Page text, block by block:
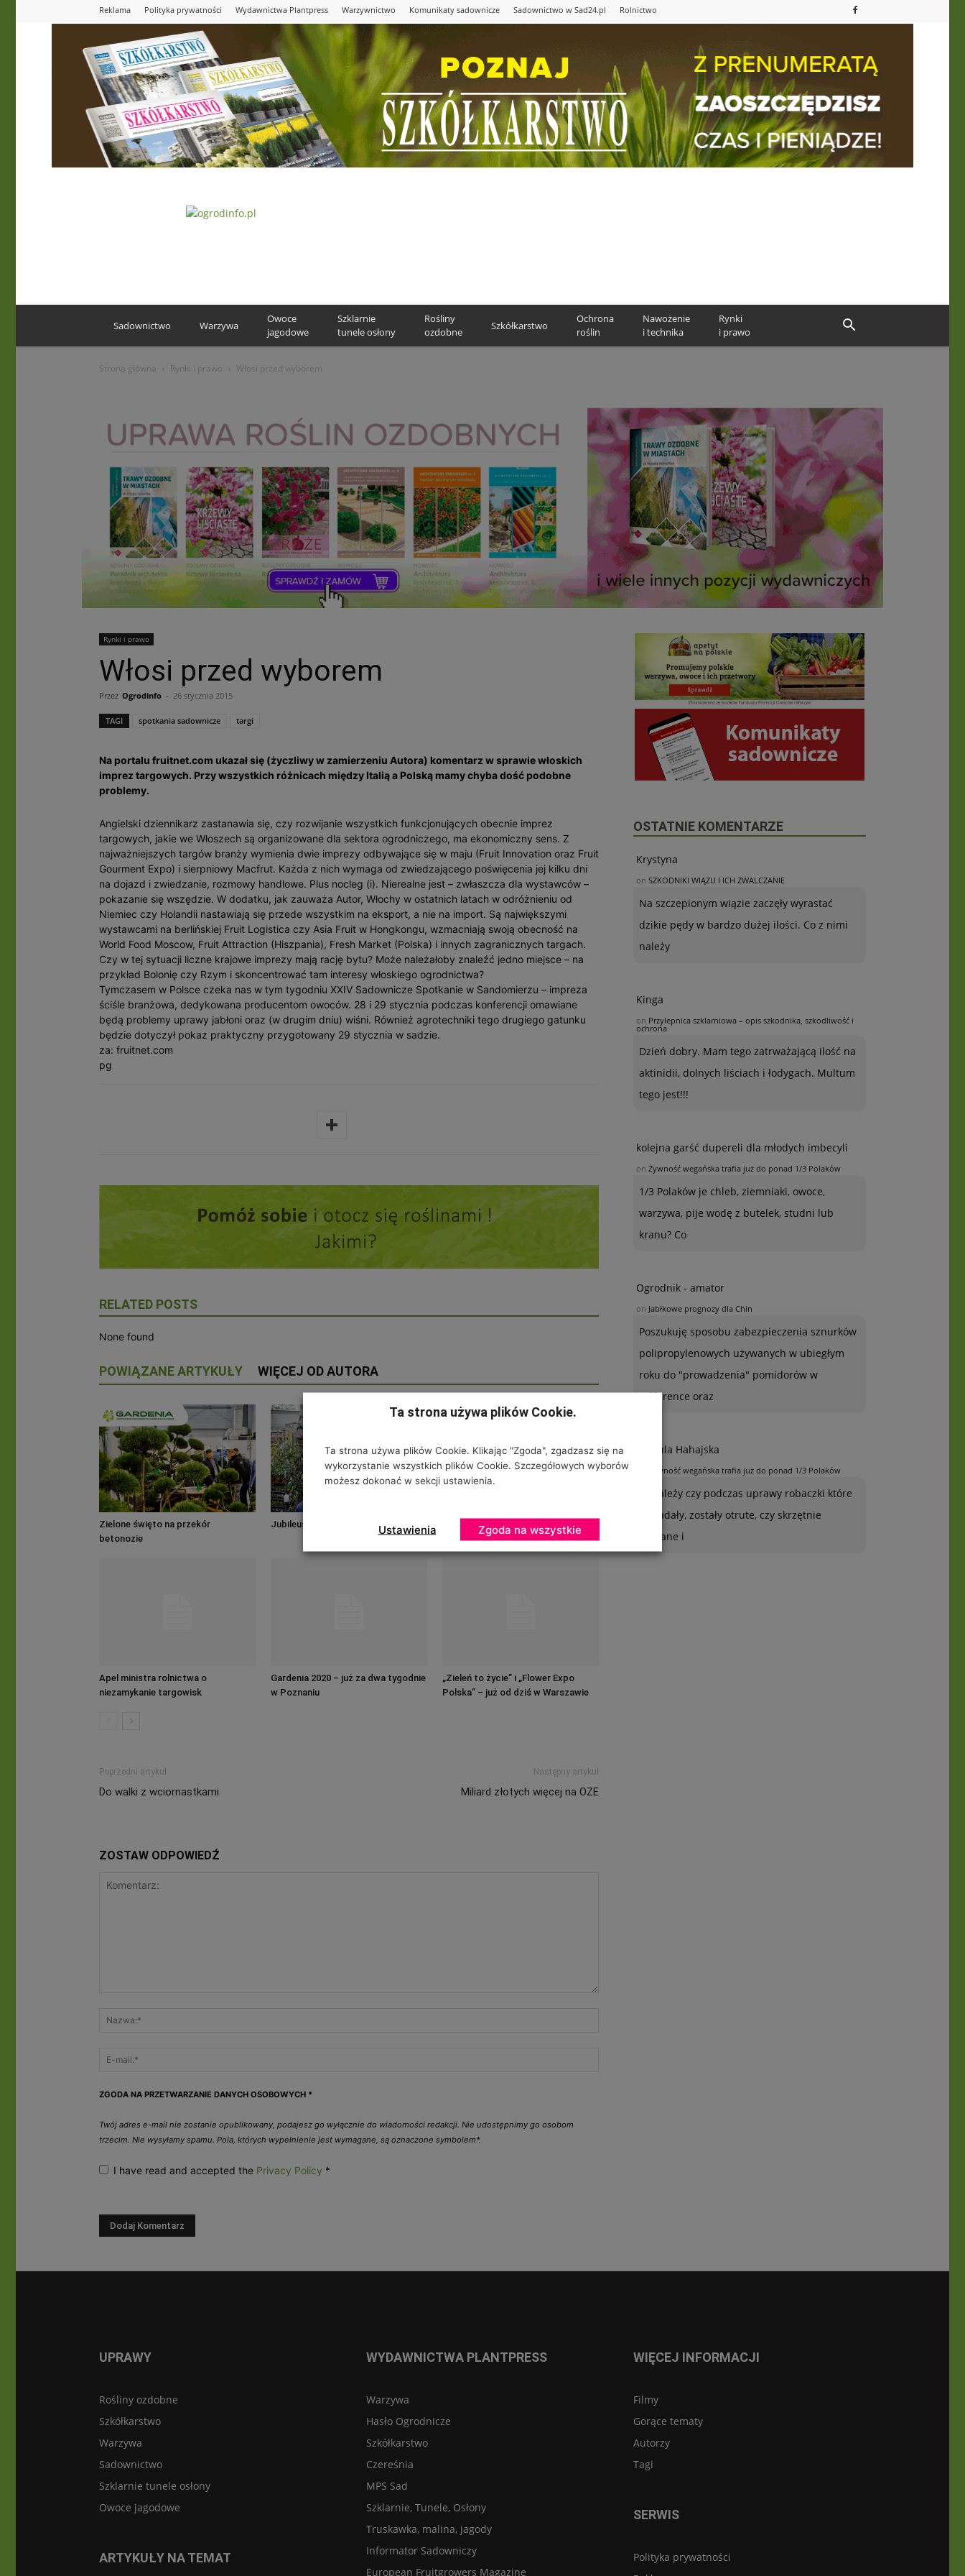
Reklama Polityka prywatności Wydawnictwa Plantpress Warzywnictwo Komunikaty sadownicze Sadownictwo w Sad24.pl Rolnictwo
Sadownictwo Warzywa
Owoce
jagodowe
Szklarnie
tunele osłony
Rośliny
ozdobne
Szkółkarstwo
Ochrona
roślin
Nawożenie
i technika
Rynki
i prawo
Strona główna Rynki i prawo Włosi przed wyborem
Rynki i prawo
Włosi przed wyborem
Przez Ogrodinfo - 26 stycznia 2015
TAGI spotkania sadownicze targi
Na portalu fruitnet.com ukazał się (życzliwy w zamierzeniu Autora) komentarz w sprawie włoskich
imprez targowych. Przy wszystkich różnicach między Italią a Polską mamy chyba dość podobne
problemy.
Angielski dziennikarz zastanawia się, czy rozwijanie wszystkich funkcjonujących obecnie imprez
targowych, jakie we Włoszech są organizowane dla sektora ogrodniczego, ma ekonomiczny sens. Z
najważniejszych targów branży wymienia dwie imprezy odbywające się w maju (Fruit Innovation oraz Fruit
Gourment Expo) i sierpniowy Macfrut. Każda z nich wymaga od zwiedzającego poświęcenia jej kilku dni
na dojazd i zwiedzanie, rozmowy handlowe. Plus nocleg (i). Nierealne jest – zwłaszcza dla wystawców –
pokazanie się wszędzie. W dodatku, jak zauważa Autor, Włochy w ostatnich latach w odróżnieniu od
Niemiec czy Holandii nastawiają się przede wszystkim na eksport, a nie na import. Są największymi
wystawcami na berlińskiej Fruit Logistica czy Asia Fruit w Hongkongu, wzmacniają swoją obecność na
World Food Moscow, Fruit Attraction (Hiszpania), Fresh Market (Polska) i innych zagranicznych targach.
Czy w tej sytuacji liczne krajowe imprezy mają rację bytu? Może należałoby znaleźć jedno miejsce – na
przykład Bolonię czy Rzym i skoncentrować tam interesy włoskiego ogrodnictwa?
Tymczasem w Polsce czeka nas w tym tygodniu XXIV Sadownicze Spotkanie w Sandomierzu – impreza
ściśle branżowa, dedykowana producentom owoców. 28 i 29 stycznia podczas konferencji omawiane
będą problemy uprawy jabłoni oraz (w drugim dniu) wiśni. Również agrotechniki tego drugiego gatunku
będzie dotyczył pokaz praktyczny przygotowany 29 stycznia w sadzie.
za: fruitnet.com
pg
RELATED POSTS
None found
POWIĄZANE ARTYKUŁY WIĘCEJ OD AUTORA
Zielone święto na przekór
betonozie
Jubileusz w nietypowym terminie Nowy termin GARDENII 2021
Apel ministra rolnictwa o
niezamykanie targowisk
Gardenia 2020 – już za dwa tygodnie
w Poznaniu
„Zieleń to życie” i „Flower Expo
Polska” – już od dziś w Warszawie
Poprzedni artykuł
Do walki z wciornastkami
Następny artykuł
Miliard złotych więcej na OZE
ZOSTAW ODPOWIEDŹ
ZGODA NA PRZETWARZANIE DANYCH OSOBOWYCH *
Twój adres e-mail nie zostanie opublikowany, podajesz go wyłącznie do wiadomości redakcji. Nie udostępnimy go osobom
trzecim. Nie wysyłamy spamu. Pola, których wypełnienie jest wymagane, są oznaczone symbolem*.
I have read and accepted the Privacy Policy *
OSTATNIE KOMENTARZE
Krystyna
on SZKODNIKI WIĄZU I ICH ZWALCZANIE
Na szczepionym wiązie zaczęły wyrastać
dzikie pędy w bardzo dużej ilości. Co z nimi
należy
Kinga
on Przylepnica szklarniowa – opis szkodnika, szkodliwość i
ochrona
Dzień dobry. Mam tego zatrważającą ilość na
aktinidii, dolnych liściach i łodygach. Multum
tego jest!!!
kolejna garść dupereli dla młodych imbecyli
on Żywność wegańska trafia już do ponad 1/3 Polaków
1/3 Polaków je chleb, ziemniaki, owoce,
warzywa, pije wodę z butelek, studni lub
kranu? Co
Ogrodnik - amator
on Jabłkowe prognozy dla Chin
Poszukuję sposobu zabezpieczenia sznurków
polipropylenowych używanych w ubiegłym
roku do "prowadzenia" pomidorów w
szklarence oraz
Urszula Hahajska
Żywność wegańska trafia już do ponad 1/3 Polaków
To zależy czy podczas uprawy robaczki które
ją zjadały, zostały otrute, czy skrzętnie
zebrane i
UPRAWY
Rośliny ozdobne
Szkółkarstwo
Warzywa
Sadownictwo
Szklarnie tunele osłony
Owoce jagodowe
ARTYKUŁY NA TEMAT
WYDAWNICTWA PLANTPRESS
Warzywa
Hasło Ogrodnicze
Szkółkarstwo
Czereśnia
MPS Sad
Szklarnie, Tunele, Osłony
Truskawka, malina, jagody
Informator Sadowniczy
European Fruitgrowers Magazine
WIĘCEJ INFORMACJI
Filmy
Gorące tematy
Autorzy
Tagi
SERWIS
Polityka prywatności
Ta strona używa plików Cookie.
Ta strona używa plików Cookie. Klikając "Zgoda", zgadzasz się na
wykorzystanie wszystkich plików Cookie. Szczegółowych wyborów
możesz dokonać w sekcji ustawienia.
Ustawienia Zgoda na wszystkie